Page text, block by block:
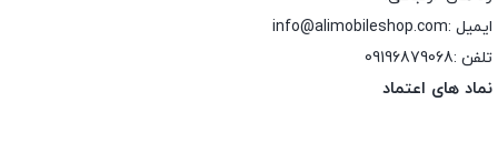
ایمیل :info@alimobileshop.com
تلفن :09196879068
نماد های اعتماد